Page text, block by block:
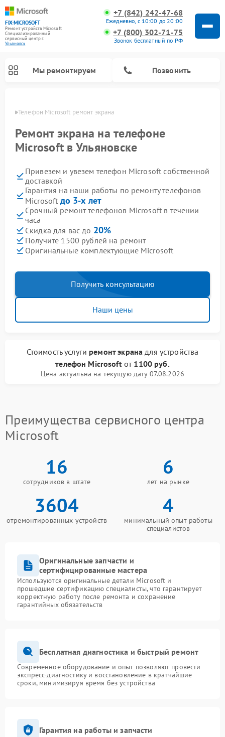
FIX-MICROSOFT
Ремонт устройств Microsoft
Специализированный
cервисный центр г.
Ульяновск
+7 (842) 242-47-68
Ежедневно, с 10:00 до 20:00
+7 (800) 302-71-75
Звонок бесплатный по РФ
Мы ремонтируем Позвонить
Телефон Microsoft ремонт экрана
Ремонт экрана на телефоне
Microsoft в Ульяновске
Привезем и увезем телефон Microsoft собственной
доставкой
Гарантия на наши работы по ремонту телефонов
Microsoft до 3-х лет
Срочный ремонт телефонов Microsoft в течении
часа
Скидка для вас до 20%
Получите 1500 рублей на ремонт
Оригинальные комплектующие Microsoft
Получить консультацию
Наши цены
Стоимость услуги ремонт экрана для устройства
телефон Microsoftот 1100 руб.
Цена актуальна на текущую дату 07.08.2026
Преимущества сервисного центра
Microsoft
16
сотрудников в штате
6
лет на рынке
3604
отремонтированных устройств
4
минимальный опыт работы
специалистов
Оригинальные запчасти и
сертифицированные мастера
Используются оригинальные детали Microsoft и
прошедшие сертификацию специалисты, что гарантирует
корректную работу после ремонта и сохранение
гарантийных обязательств
Бесплатная диагностика и быстрый ремонт
Современное оборудование и опыт позволяют провести
экспресс-диагностику и восстановление в кратчайшие
сроки, минимизируя время без устройства
Гарантия на работы и запчасти